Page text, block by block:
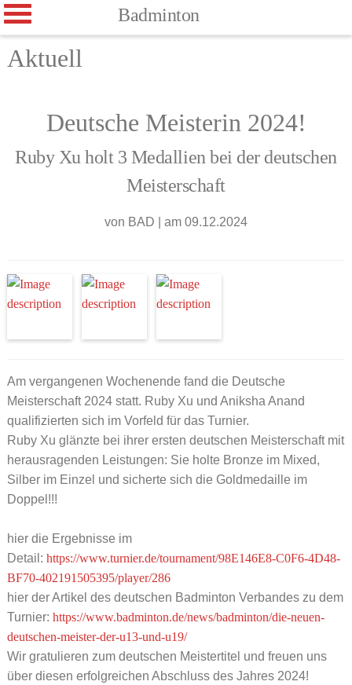
Badminton
Aktuell
Deutsche Meisterin 2024!
Ruby Xu holt 3 Medallien bei der deutschen
Meisterschaft
von BAD am 09.12.2024
Am vergangenen Wochenende fand die Deutsche
Meisterschaft 2024 statt. Ruby Xu und Aniksha Anand
qualifizierten sich im Vorfeld für das Turnier.
Ruby Xu glänzte bei ihrer ersten deutschen Meisterschaft mit
herausragenden Leistungen: Sie holte Bronze im Mixed,
Silber im Einzel und sicherte sich die Goldmedaille im
Doppel!!!
hier die Ergebnisse im
Detail: https://www.turnier.de/tournament/98E146E8-C0F6-4D48-
BF70-402191505395/player/286
hier der Artikel des deutschen Badminton Verbandes zu dem
Turnier: https://www.badminton.de/news/badminton/die-neuen-
deutschen-meister-der-u13-und-u19/
Wir gratulieren zum deutschen Meistertitel und freuen uns
über diesen erfolgreichen Abschluss des Jahres 2024!